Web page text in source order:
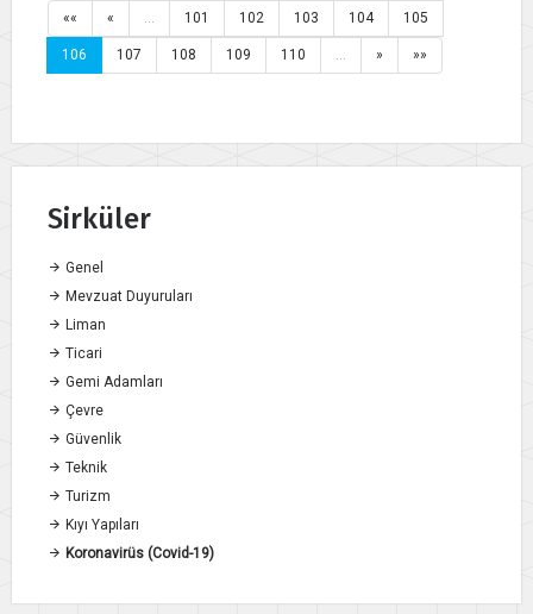
«« « … 101 102 103 104 105
106 107 108 109 110 … » »»
Sirküler
Genel
Mevzuat Duyuruları
Liman
Ticari
Gemi Adamları
Çevre
Güvenlik
Teknik
Turizm
Kıyı Yapıları
Koronavirüs (Covid-19)